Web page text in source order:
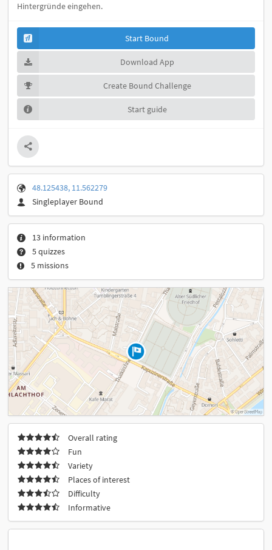
Hintergründe eingehen.
Start Bound
Download App
Create Bound Challenge
Start guide
48.125438, 11.562279
Singleplayer Bound
13 information
5 quizzes
5 missions
Overall rating
Fun
Variety
Places of interest
Difficulty
Informative